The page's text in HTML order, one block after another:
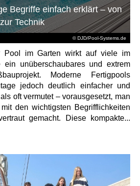
© DJD/Pool-Systems.de
Begriffe einfach erklärt – von
Technik
Pool im Garten wirkt auf viele im
ein unüberschaubares und extrem
Moderne Fertigpools
jedoch deutlich einfacher und
oft vermutet – vorausgesetzt, man
den wichtigsten Begrifflichkeiten
gemacht. Diese kompakte...